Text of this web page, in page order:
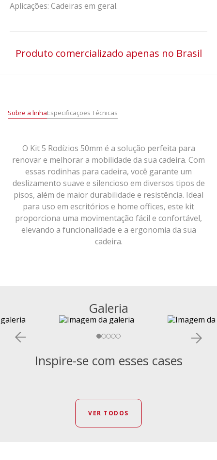
Aplicações: Cadeiras em geral.
Produto comercializado apenas no Brasil
Sobre a linhaEspecificações Técnicas
O Kit 5 Rodízios 50mm é a solução perfeita para
renovar e melhorar a mobilidade da sua cadeira. Com
essas rodinhas para cadeira, você garante um
deslizamento suave e silencioso em diversos tipos de
pisos, além de maior durabilidade e resistência. Ideal
para uso em escritórios e home offices, este kit
proporciona uma movimentação fácil e confortável,
elevando a funcionalidade e a ergonomia da sua
cadeira.
Galeria
Inspire-se com esses cases
VER TODOS